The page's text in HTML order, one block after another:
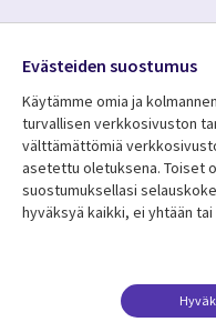
Resurssikeskus
Library
FINLAND
Asiakastarinat
Media
FINLAND
Evästeiden suostumus
Käytämme omia ja
turvallisen verkkosivuston
välttämättömiä
asetettu oletuksena. Toiset
suostumuksellasi
hyväksyä kaikki, ei yhtään